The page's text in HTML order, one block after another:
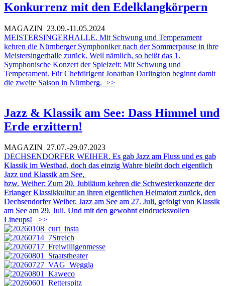
Konkurrenz mit den Edelklangkörpern
MAGAZIN 23.09.-11.05.2024
MEISTERSINGERHALLE. Mit Schwung und Temperament
kehren die Nürnberger Symphoniker nach der Sommerpause in ihre
Meistersingerhalle zurück. Weil nämlich, so heißt das 1.
Symphonische Konzert der Spielzeit: Mit Schwung und
Temperament. Für Chefdirigent Jonathan Darlington beginnt damit
die zweite Saison in Nürnberg. >>
Jazz & Klassik am See: Dass Himmel und
Erde erzittern!
MAGAZIN 27.07.-29.07.2023
DECHSENDORFER WEIHER. Es gab Jazz am Fluss und es gab
Klassik im Westbad, doch das einzig Wahre bleibt doch eigentlich
Jazz und Klassik am See,
bzw. Weiher: Zum 20. Jubiläum kehren die Schwesterkonzerte der
Erlanger Klassikkultur an ihren eigentlichen Heimatort zurück, den
Dechsendorfer Weiher. Jazz am See am 27. Juli, gefolgt von Klassik
am See am 29. Juli. Und mit den gewohnt eindrucksvollen
Lineups!
>>